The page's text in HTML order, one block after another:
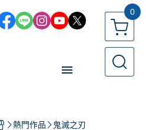
0
人】
熱門作品 鬼滅之刃